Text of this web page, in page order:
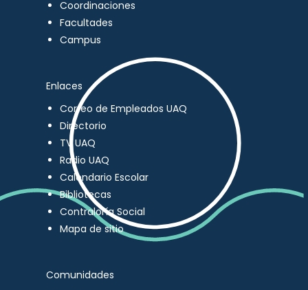
Coordinaciones
Facultades
Campus
Enlaces
Correo de Empleados UAQ
Directorio
TV UAQ
Radio UAQ
Calendario Escolar
Bibliotecas
Contraloría Social
Mapa de sitio
Comunidades